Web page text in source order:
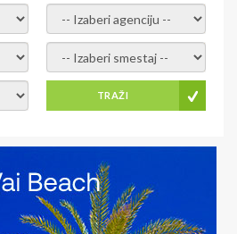
- izaberi agenciju -
- Izaberite smestaj -
TRAŽI